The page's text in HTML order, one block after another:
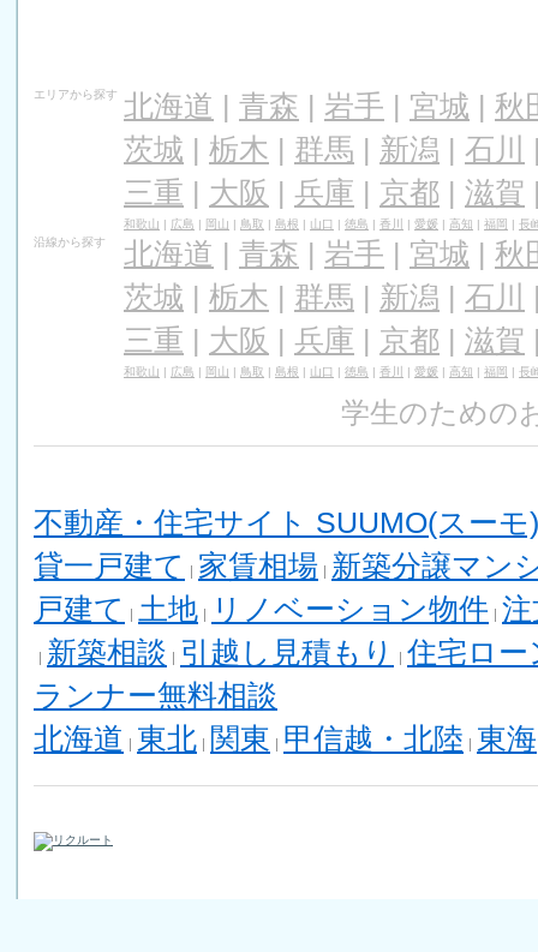
エリアから探す 北海道 青森 岩手 宮城
秋
茨城
栃木 群馬 新潟 石川
三重
大阪 兵庫 京都 滋賀
和歌山 | 広島 | 岡山 | 鳥取 | 島根 | 山口 | 徳島 | 香川 | 愛媛 | 高知 | 福岡 | 長
沿線から探す
北海道 青森 岩手 宮城
秋
茨城
栃木 群馬 新潟 石川
三重
大阪 兵庫 京都 滋賀
和歌山 | 広島 | 岡山 | 鳥取 | 島根 | 山口 | 徳島 | 香川 | 愛媛 | 高知 | 福岡 | 長
学生のための
不動産・住宅サイト SUUMO(スーモ)
貸一戸建て 家賃相場 新築分譲マン
戸建て
土地 リノベーション物件
新築相談 引越し見積もり
住宅ロー
ランナー無料相談
北海道 東北 関東 甲信越・北陸 東海